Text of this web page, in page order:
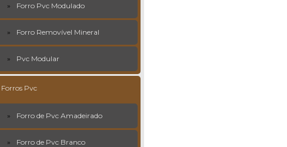
Forro Pvc Modulado
Forro Removível Mineral
Pvc Modular
Forros Pvc
Forro de Pvc Amadeirado
Forro de Pvc Branco